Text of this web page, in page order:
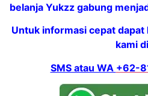
belanja Yukzz gabung
Untuk informasi cepat
kami
SMS atau WA +62-